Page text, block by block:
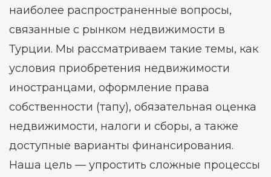
наиболее распространенные вопросы,
связанные с рынком недвижимости в
Турции. Мы рассматриваем такие темы, как
условия приобретения недвижимости
иностранцами, оформление права
собственности (тапу), обязательная оценка
недвижимости, налоги и сборы, а также
доступные варианты финансирования.
Наша цель — упростить сложные процессы